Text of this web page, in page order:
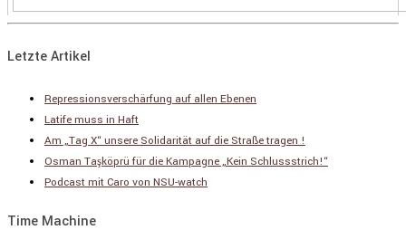
Letzte Artikel
Repressionsverschärfung auf allen Ebenen
Latife muss in Haft
Am „Tag X“ unsere Solidarität auf die Straße tragen !
Osman Taşköprü für die Kampagne „Kein Schlussstrich!“
Podcast mit Caro von NSU-watch
Time Machine